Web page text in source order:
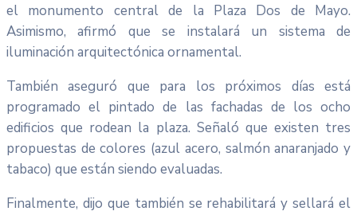
el monumento central de la Plaza Dos de Mayo.
Asimismo, afirmó que se instalará un sistema de
iluminación arquitectónica ornamental.
También aseguró que para los próximos días está
programado el pintado de las fachadas de los ocho
edificios que rodean la plaza. Señaló que existen tres
propuestas de colores (azul acero, salmón anaranjado y
tabaco) que están siendo evaluadas.
Finalmente, dijo que también se rehabilitará y sellará el